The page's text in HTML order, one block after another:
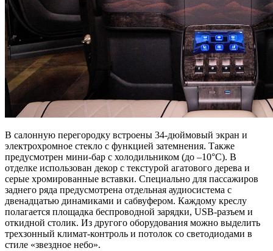
В салонную перегородку встроены 34-дюймовый экран и
электрохромное стекло с функцией затемнения. Также
предусмотрен мини-бар с холодильником (до –10°C). В
отделке использован декор с текстурой агатового дерева и
серые хромированные вставки. Специально для пассажиров
заднего ряда предусмотрена отдельная аудиосистема с
двенадцатью динамиками и сабвуфером. Каждому креслу
полагается площадка беспроводной зарядки, USB-разъем и
откидной столик. Из другого оборудования можно выделить
трехзонный климат-контроль и потолок со светодиодами в
стиле «звездное небо».